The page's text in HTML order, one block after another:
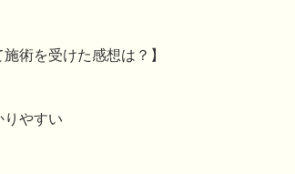
施術を受けた感想は？】
りやすい